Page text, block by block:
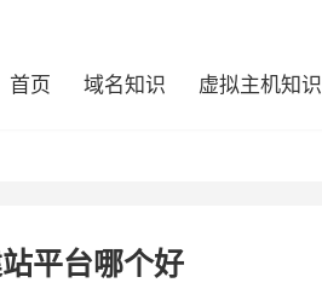
首页 域名知识 虚拟主机知识
平台哪个好